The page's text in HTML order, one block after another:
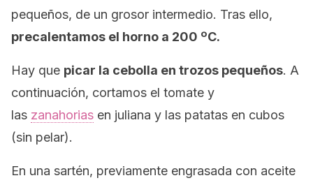
pequeños, de un grosor intermedio. Tras ello,
precalentamos el horno a 200 ºC.
Hay que picar la cebolla en trozos pequeños. A
continuación, cortamos el tomate y
las zanahorias en juliana y las patatas en cubos
(sin pelar).
En una sartén, previamente engrasada con aceite